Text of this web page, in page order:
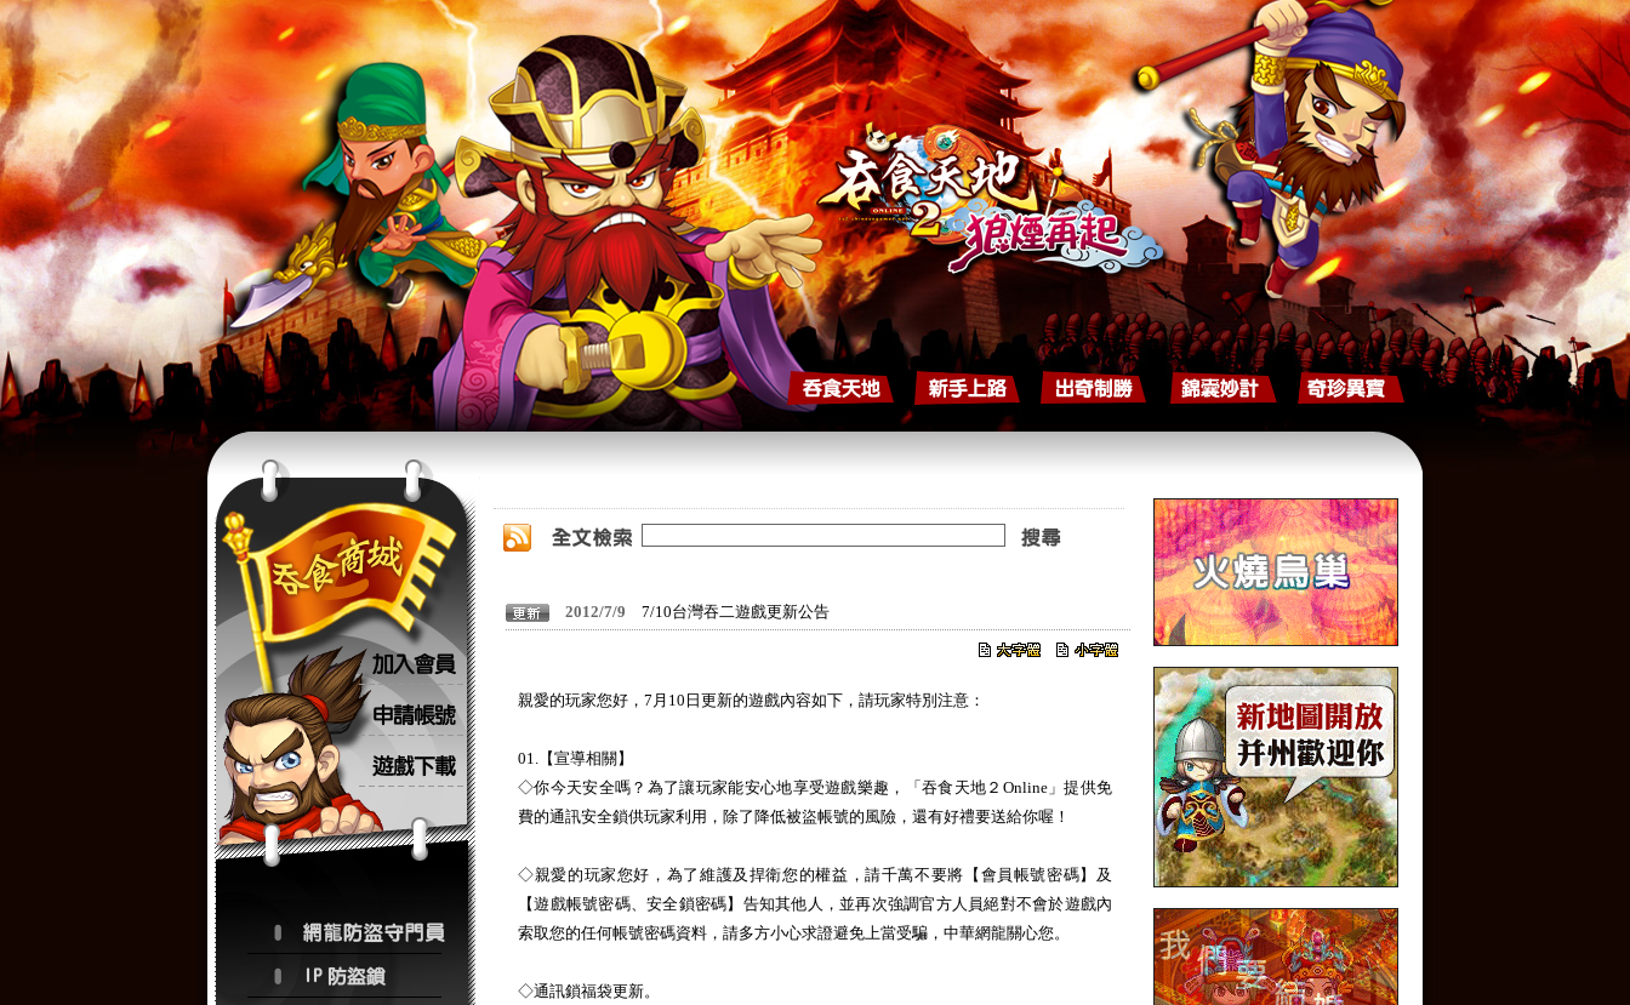
2012/7/9 7/10台灣吞二遊戲更新公告
親愛的玩家您好，7月10日更新的遊戲內容如下，請玩家特別注意：
01.【宣導相關】
◇你今天安全嗎？為了讓玩家能安心地享受遊戲樂趣，「吞食天地２Online」提供免
費的通訊安全鎖供玩家利用，除了降低被盜帳號的風險，還有好禮要送給你喔！
◇親愛的玩家您好，為了維護及捍衛您的權益，請千萬不要將【會員帳號密碼】及
【遊戲帳號密碼、安全鎖密碼】告知其他人，並再次強調官方人員絕對不會於遊戲內
索取您的任何帳號密碼資料，請多方小心求證避免上當受騙，中華網龍關心您。
◇通訊鎖福袋更新。